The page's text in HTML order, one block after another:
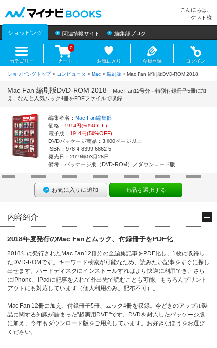
こんにちは、
ゲスト様
ショッピング 関連情報サイト 編集部ブログ
カテゴリー カート
0
お気に入り 会員登録 ログイン
ショッピングトップ> コンピュータ > Mac > 縮刷版 > Mac Fan 縮刷版DVD-ROM 2018
Mac Fan 縮刷版DVD-ROM 2018
Mac Fan12号分＋特別付録冊子5冊に加
え、なんと人気ムック4冊をPDFファイルで収録
編集者名： Mac Fan編集部
価格： 1914円(50%OFF)
電子版： 1914円(50%OFF)
DVDパッケージ商品：3,000ページ以上
ISBN：978-4-8399-6862-5
発売日：2019年03月26日
備考：パッケージ版（DVD-ROM）／ダウンロード版
お気に入りに追加 商品を選択する
内容紹介
2018年度発行のMac Fanとムック、付録冊子をPDF化
2018年に発行されたMac Fan12冊分の全編集記事をPDF化し、1枚に収録し
たDVD-ROMです。キーワード検索が可能なため、読みたい記事をすぐに探し
出せます。ハードディスクにインストールすればより快適に利用でき、さら
にiPhone、iPadに記事を入れて外出先で読むことも可能。もちろんプリント
アウトにも対応しています（個人利用のみ。配布不可）。
Mac Fan 12冊に加え、付録冊子5冊、ムック4冊を収録。今どきのアップル製
品に関する知識が詰まった"超実用DVD"です。DVDを封入したパッケージ版
に加え、今年もダウンロード版をご用意しています。お好きなほうをお選び
ください。